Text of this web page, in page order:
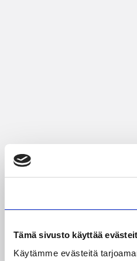
Tämä sivusto käyttää
Käytämme evästeitä